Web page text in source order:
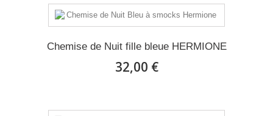
Chemise de Nuit fille bleue HERMIONE
32,00 €